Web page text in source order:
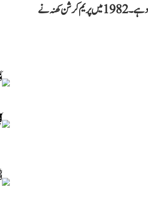
شکایت کنندہ کا دعویٰ ہے کہ پریم کرشن کھنہ نے اسے گود لیا تھا، جس کا گود نامہ بھی موجود ہے۔ 1982 میں پریم کرشن کھنہ نے